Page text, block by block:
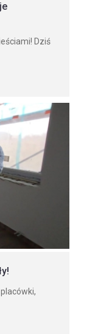
Dziś